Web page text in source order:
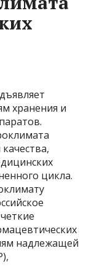
хранения и
цикла.
надлежащей